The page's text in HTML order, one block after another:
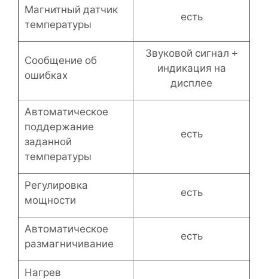
Магнитный датчик
температуры
есть
Сообщение об
ошибках
Звуковой сигнал +
индикация на
дисплее
Автоматическое
поддержание
заданной
температуры
есть
Регулировка
мощности
есть
Автоматическое
размагничивание
есть
Нагрев